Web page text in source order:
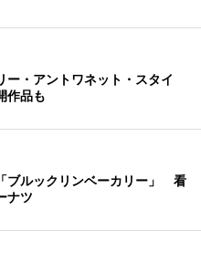
ー・アントワネット・スタイ
作品も
ブルックリンベーカリー」 看
ナツ